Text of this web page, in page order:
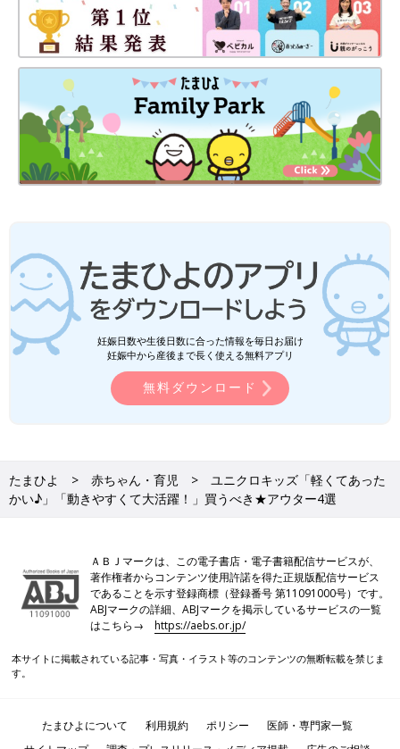
妊娠日数や生後日数に合った情報を毎日お届け
妊娠中から産後まで長く使える無料アプリ
無料ダウンロード
たまひよ 赤ちゃん・育児
ユニクロキッズ「軽くてあった
かい♪」「動きやすくて大活躍！」買うべき★アウター4選
ＡＢＪマークは、この電子書店・電子書籍配信サービスが、
著作権者からコンテンツ使用許諾を得た正規版配信サービス
であることを示す登録商標（登録番号 第11091000号）です。
ABJマークの詳細、ABJマークを掲示しているサービスの一覧
はこちら→https://aebs.or.jp/
本サイトに掲載されている記事・写真・イラスト等のコンテンツの無断転載を禁じま
す。
たまひよについて 利用規約 ポリシー
医師・専門家一覧